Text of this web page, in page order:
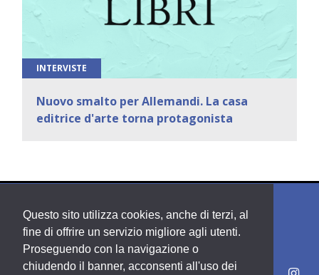
Questo sito utilizza cookies, anche di terzi, al
fine di offrire un servizio migliore agli utenti.
Proseguendo con la navigazione o
chiudendo il banner, acconsenti all'uso dei
INTERVISTE
Nuovo smalto per Allemandi. La casa
editrice d'arte torna protagonista